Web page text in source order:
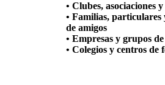
• Clubes, asociaciones
• Familias, particulares
de amigos
• Empresas y grupos
• Colegios y centros de